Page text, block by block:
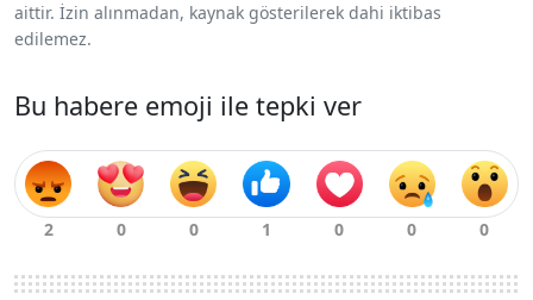
aittir. İzin alınmadan, kaynak gösterilerek dahi iktibas
edilemez.
Bu habere emoji ile tepki ver